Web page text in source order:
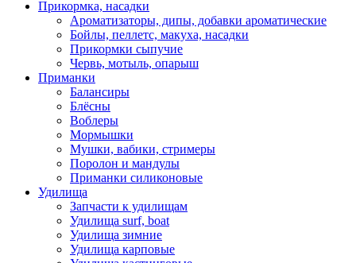
Прикормка, насадки
Ароматизаторы, дипы, добавки ароматические
Бойлы, пеллетс, макуха, насадки
Прикормки сыпучие
Червь, мотыль, опарыш
Приманки
Балансиры
Блёсны
Воблеры
Мормышки
Мушки, вабики, стримеры
Поролон и мандулы
Приманки силиконовые
Удилища
Запчасти к удилищам
Удилища surf, boat
Удилища зимние
Удилища карповые